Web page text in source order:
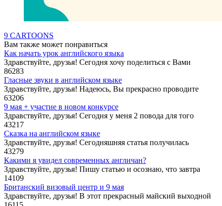
9 CARTOONS
Вам также может понравиться
Как начать урок английского языка
Здравствуйте, друзья! Сегодня хочу поделиться с Вами
86283
Гласные звуки в английском языке
Здравствуйте, друзья! Надеюсь, Вы прекрасно проводите
63206
9 мая + участие в новом конкурсе
Здравствуйте, друзья! Сегодня у меня 2 повода для того
43217
Сказка на английском языке
Здравствуйте, друзья! Сегодняшняя статья получилась
43279
Какими я увидел современных англичан?
Здравствуйте, друзья! Пишу статью и осознаю, что завтра
14109
Британский визовый центр и 9 мая
Здравствуйте, друзья! В этот прекрасный майский выходной